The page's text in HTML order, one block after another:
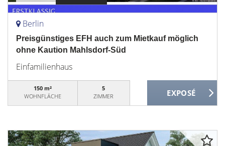
Berlin
Preisgünstiges EFH auch zum Mietkauf möglich
ohne Kaution Mahlsdorf-Süd
Einfamilienhaus
150 m²
WOHNFLÄCHE
5
ZIMMER